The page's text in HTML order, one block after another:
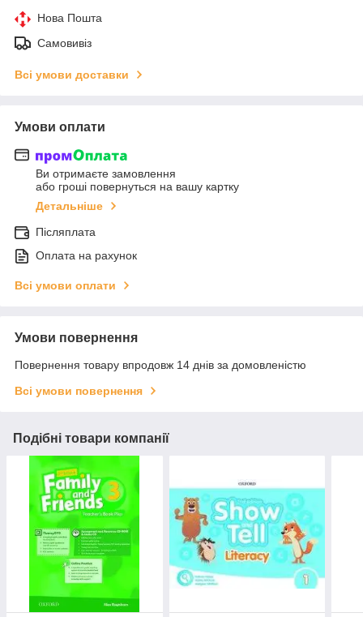
Нова Пошта
Самовивіз
Всі умови доставки
Умови оплати
Ви отримаєте замовлення
або гроші повернуться на вашу картку
Детальніше
Післяплата
Оплата на рахунок
Всі умови оплати
Умови повернення
Повернення товару впродовж 14 днів за домовленістю
Всі умови повернення
Подібні товари компанії